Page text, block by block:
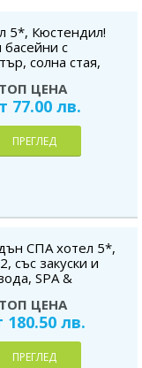
5*, Кюстендил!
басейни с
солна стая,
ТОП ЦЕНА
77.00 лв.
ПРЕГЛЕД
СПА хотел 5*,
със закуски и
SPA &
за дете до 5.99
ТОП ЦЕНА
180.50 лв.
ПРЕГЛЕД